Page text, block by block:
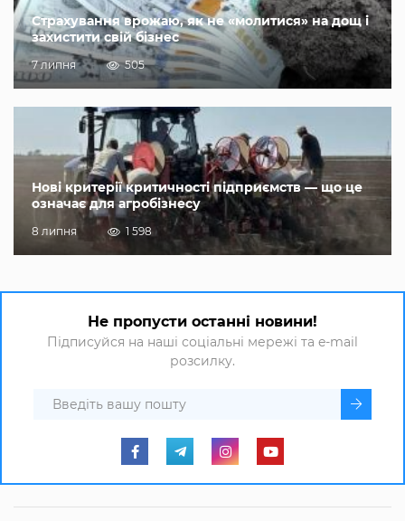
Страхування врожаю, як не «молитися» на дощ і
захистити свій бізнес
7 липня 505
Нові критерії критичності підприємств — що це
означає для агробізнесу
8 липня 1 598
Не пропусти останні новини!
Підписуйся на наші соціальні мережі та e-mail
розсилку.